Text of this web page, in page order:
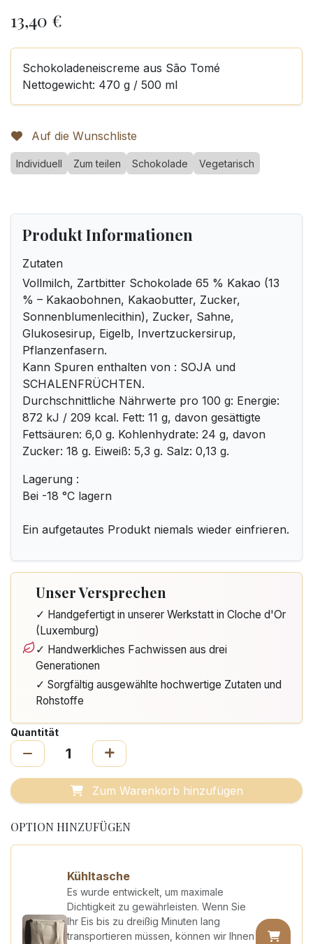
13,40 €
Schokoladeneiscreme aus São Tomé
Nettogewicht: 470 g / 500 ml
Auf die Wunschliste
Individuell Zum teilen Schokolade Vegetarisch
Produkt Informationen
Zutaten
Vollmilch, Zartbitter Schokolade 65 % Kakao (13
% – Kakaobohnen, Kakaobutter, Zucker,
Sonnenblumenlecithin), Zucker, Sahne,
Glukosesirup, Eigelb, Invertzuckersirup,
Pflanzenfasern.
Kann Spuren enthalten von : SOJA und
SCHALENFRÜCHTEN.
Durchschnittliche Nährwerte pro 100 g: Energie:
872 kJ / 209 kcal. Fett: 11 g, davon gesättigte
Fettsäuren: 6,0 g. Kohlenhydrate: 24 g, davon
Zucker: 18 g. Eiweiß: 5,3 g. Salz: 0,13 g.
Lagerung :
Bei -18 °C lagern
Ein aufgetautes Produkt niemals wieder einfrieren.
Unser Versprechen
✓ Handgefertigt in unserer Werkstatt in Cloche d'Or
(Luxemburg)
✓ Handwerkliches Fachwissen aus drei
Generationen
✓ Sorgfältig ausgewählte hochwertige Zutaten und
Rohstoffe
Quantität
Zum Warenkorb hinzufügen
OPTION HINZUFÜGEN
Kühltasche
Es wurde entwickelt, um maximale
Dichtigkeit zu gewährleisten. Wenn Sie
Ihr Eis bis zu dreißig Minuten lang
transportieren müssen, können wir Ihnen